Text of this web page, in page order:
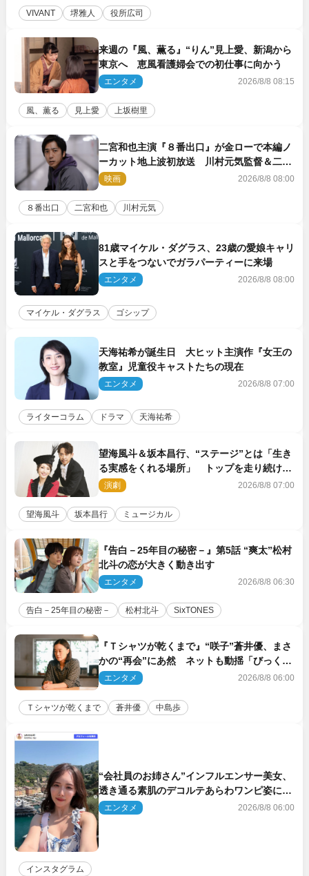
VIVANT 堺雅人 役所広司
来週の『風、薫る』“りん”見上愛、新潟から
東京へ 恵風看護婦会での初仕事に向かう
エンタメ 2026/8/8 08:15
風、薫る 見上愛 上坂樹里
二宮和也主演『８番出口』が金ローで本編ノ
ーカット地上波初放送 川村元気監督＆二宮
コメント到着
映画 2026/8/8 08:00
８番出口 二宮和也 川村元気
81歳マイケル・ダグラス、23歳の愛娘キャリ
スと手をつないでガラパーティーに来場
エンタメ 2026/8/8 08:00
マイケル・ダグラス ゴシップ
天海祐希が誕生日 大ヒット主演作『女王の
教室』児童役キャストたちの現在
エンタメ 2026/8/8 07:00
ライターコラム ドラマ 天海祐希
望海風斗＆坂本昌行、“ステージ”とは「生き
る実感をくれる場所」 トップを走り続ける
原動力を語る
演劇 2026/8/8 07:00
望海風斗 坂本昌行 ミュージカル
『告白－25年目の秘密－』第5話 “爽太”松村
北斗の恋が大きく動き出す
エンタメ 2026/8/8 06:30
告白－25年目の秘密－ 松村北斗 SixTONES
『Ｔシャツが乾くまで』“咲子”蒼井優、まさ
かの“再会”にあ然 ネットも動揺「びっくり
した!!」「今さら?!」（ネタバレあり）
エンタメ 2026/8/8 06:00
Ｔシャツが乾くまで 蒼井優 中島歩
“会社員のお姉さん”インフルエンサー美女、
透き通る素肌のデコルテあらわワンピ姿に反
響エンタメ 2026/8/8 06:00
インスタグラム